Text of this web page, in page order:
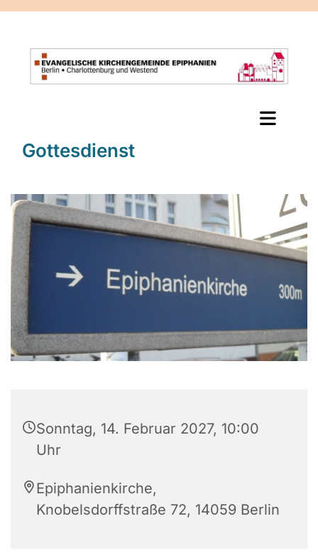
Gottesdienst
Sonntag, 14. Februar 2027, 10:00
Uhr
Epiphanienkirche,
Knobelsdorffstraße 72, 14059 Berlin